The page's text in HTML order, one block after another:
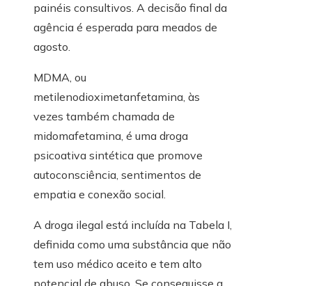
painéis consultivos. A decisão final da
agência é esperada para meados de
agosto.
MDMA, ou
metilenodioximetanfetamina, às
vezes também chamada de
midomafetamina, é uma droga
psicoativa sintética que promove
autoconsciência, sentimentos de
empatia e conexão social.
A droga ilegal está incluída na Tabela I,
definida como uma substância que não
tem uso médico aceito e tem alto